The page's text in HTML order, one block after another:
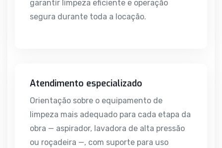
garantir limpeza eficiente e operação
segura durante toda a locação.
Atendimento especializado
Orientação sobre o equipamento de
limpeza mais adequado para cada etapa da
obra — aspirador, lavadora de alta pressão
ou roçadeira —, com suporte para uso